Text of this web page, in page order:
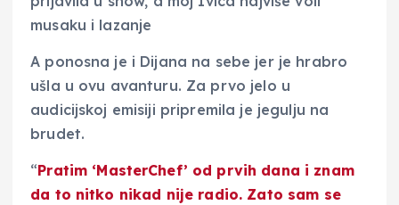
A ponosna je i Dijana na sebe jer je hrabro
ušla u ovu avanturu. Za prvo jelo u
audicijskoj emisiji pripremila je jegulju na
brudet.
“Pratim ‘MasterChef’ od prvih dana i znam
da to nitko nikad nije radio. Zato sam se